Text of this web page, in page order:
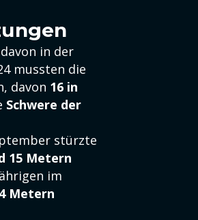
in der
mussten die
davon 16 in
Schwere der
stürzte
15 Metern
im
Metern